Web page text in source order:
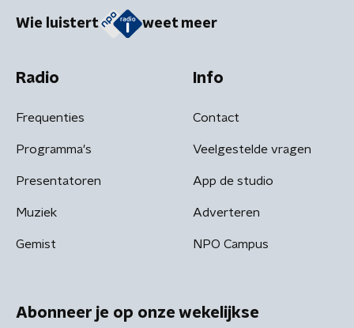
Wie luistert weet meer
Radio
Frequenties
Programma's
Presentatoren
Muziek
Gemist
Info
Contact
Veelgestelde vragen
App de studio
Adverteren
NPO Campus
Abonneer je op onze wekelijkse